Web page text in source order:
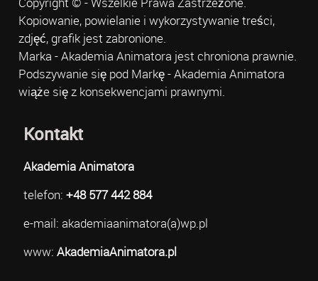
Kopiowanie, powielanie i wykorzystywanie treści,
zdjęć, grafik jest zabronione.
Marka - Akademia Animatora jest chroniona prawnie.
Podszywanie się pod Markę - Akademia Animatora
wiąże się z konsekwencjami prawnymi.
Kontakt
Akademia Animatora
telefon: +48 577 442 884
e-mail: akademiaanimatora(a)wp.pl
www: AkademiaAnimatora.pl